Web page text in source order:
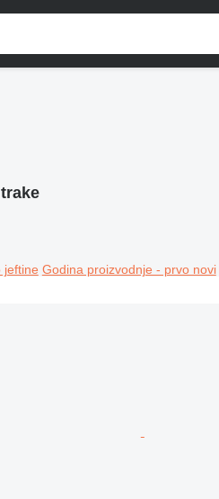
jeftine Godina proizvodnje - prvo novi